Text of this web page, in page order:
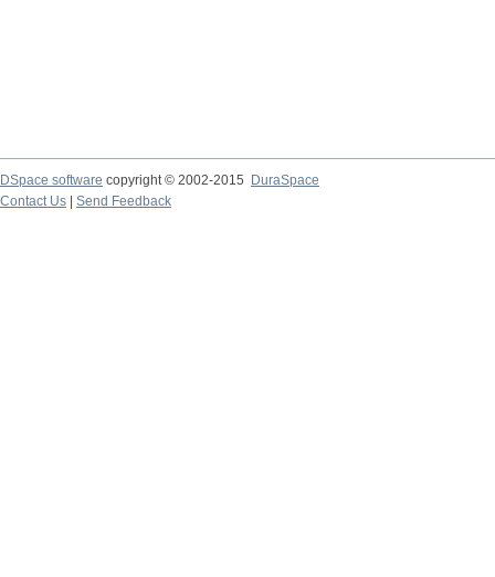
DSpace software copyright © 2002-2015
DuraSpace
Contact Us
Send Feedback